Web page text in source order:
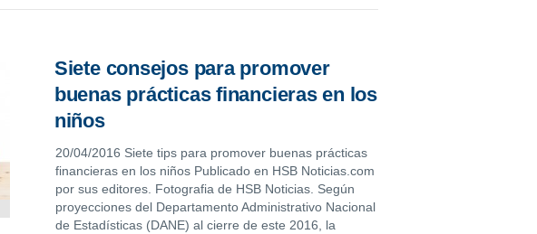
Siete consejos para promover
buenas prácticas financieras en los
niños
20/04/2016 Siete tips para promover buenas prácticas
financieras en los niños Publicado en HSB Noticias.com
por sus editores. Fotografia de HSB Noticias. Según
proyecciones del Departamento Administrativo Nacional
de Estadísticas (DANE) al cierre de este 2016, la